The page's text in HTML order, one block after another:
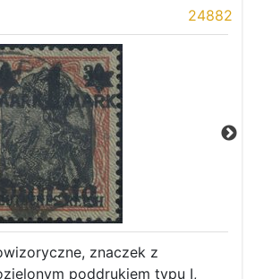
24882
znaczek z
poddrukiem typu I,